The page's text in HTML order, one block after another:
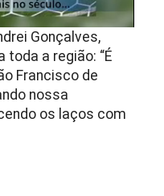
Gonçalves,
a região: “É
Francisco de
nossa
os laços com